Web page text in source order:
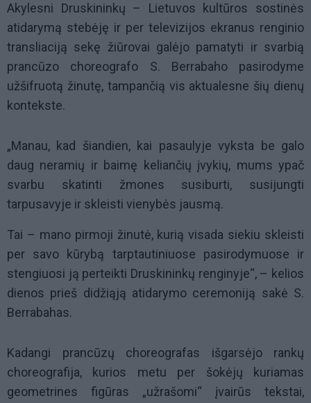
Akylesni Druskininkų – Lietuvos kultūros sostinės
atidarymą stebėję ir per televizijos ekranus renginio
transliaciją sekę žiūrovai galėjo pamatyti ir svarbią
prancūzo choreografo S. Berrabaho pasirodyme
užšifruotą žinutę, tampančią vis aktualesne šių dienų
kontekste.
„Manau, kad šiandien, kai pasaulyje vyksta be galo
daug neramių ir baimę keliančių įvykių, mums ypač
svarbu skatinti žmones susiburti, susijungti
tarpusavyje ir skleisti vienybės jausmą.
Tai – mano pirmoji žinutė, kurią visada siekiu skleisti
per savo kūrybą tarptautiniuose pasirodymuose ir
stengiuosi ją perteikti Druskininkų renginyje“, – kelios
dienos prieš didžiąją atidarymo ceremoniją sakė S.
Berrabahas.
Kadangi prancūzų choreografas išgarsėjo rankų
choreografija, kurios metu per šokėjų kuriamas
geometrines figūras „užrašomi“ įvairūs tekstai,